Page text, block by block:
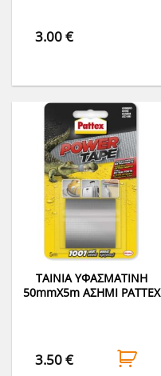
3.00€
ΤΑΙΝΙΑ ΥΦΑΣΜΑΤΙΝΗ
50mmΧ5m ΑΣΗΜΙ PATTEX
3.50€